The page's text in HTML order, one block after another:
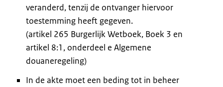
veranderd, tenzij de ontvanger hiervoor
toestemming heeft gegeven.
(artikel 265 Burgerlijk Wetboek, Boek 3 en
artikel 8:1, onderdeel e Algemene
douaneregeling)
In de akte moet een beding tot in beheer